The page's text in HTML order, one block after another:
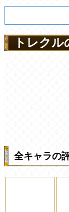
トレク
全キャラの